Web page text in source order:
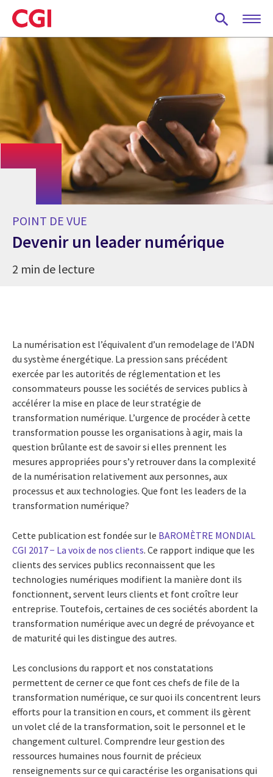
Skip
to
main
content
POINT DE VUE
Devenir un leader numérique
2 min de lecture
La numérisation est l’équivalent d’un remodelage de l’ADN
du système énergétique. La pression sans précédent
exercée par les autorités de réglementation et les
consommateurs pousse les sociétés de services publics à
accélérer la mise en place de leur stratégie de
transformation numérique. L’urgence de procéder à cette
transformation pousse les organisations à agir, mais la
question brûlante est de savoir si elles prennent les
mesures appropriées pour s’y retrouver dans la complexité
de la numérisation relativement aux personnes, aux
processus et aux technologies. Que font les leaders de la
transformation numérique?
Cette publication est fondée sur le BAROMÈTRE MONDIAL
CGI 2017 − La voix de nos clients. Ce rapport indique que les
clients des services publics reconnaissent que les
technologies numériques modifient la manière dont ils
fonctionnent, servent leurs clients et font croître leur
entreprise. Toutefois, certaines de ces sociétés abordent la
transformation numérique avec un degré de prévoyance et
de maturité qui les distingue des autres.
Les conclusions du rapport et nos constatations
permettent de cerner ce que font ces chefs de file de la
transformation numérique, ce sur quoi ils concentrent leurs
efforts pour la transition en cours, et comment ils gèrent
un volet clé de la transformation, soit le personnel et le
changement culturel. Comprendre leur gestion des
ressources humaines nous fournit de précieux
renseignements sur ce qui caractérise les organisations qui